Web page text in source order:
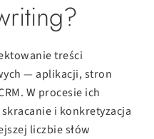
treści
— aplikacji, stron
W procesie ich
i konkretyzacja
liczbie słów